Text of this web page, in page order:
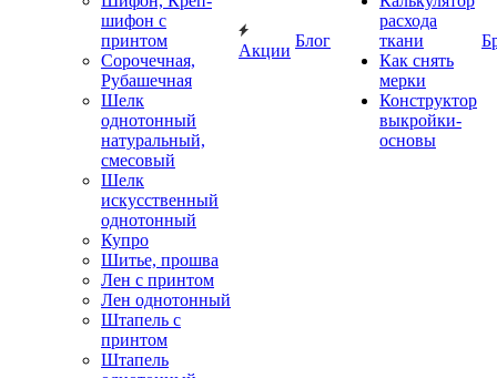
шифон с
принтом
Сорочечная,
Рубашечная
Шелк
однотонный
натуральный,
смесовый
Шелк
искусственный
однотонный
Купро
Шитье, прошва
Лен с принтом
Лен однотонный
Штапель с
принтом
Штапель
Акции
Блог
расхода
ткани
Как снять
мерки
Конструктор
выкройки-
основы